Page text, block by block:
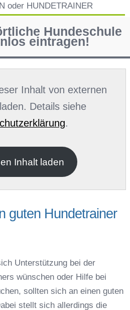
oder HUNDETRAINER
Hundeschule
eintragen!
Inhalt von externen
Details siehe
.
Inhalt laden
guten Hundetrainer
Unterstützung bei der
wünschen oder Hilfe bei
sollten sich an einen guten
stellt sich allerdings die